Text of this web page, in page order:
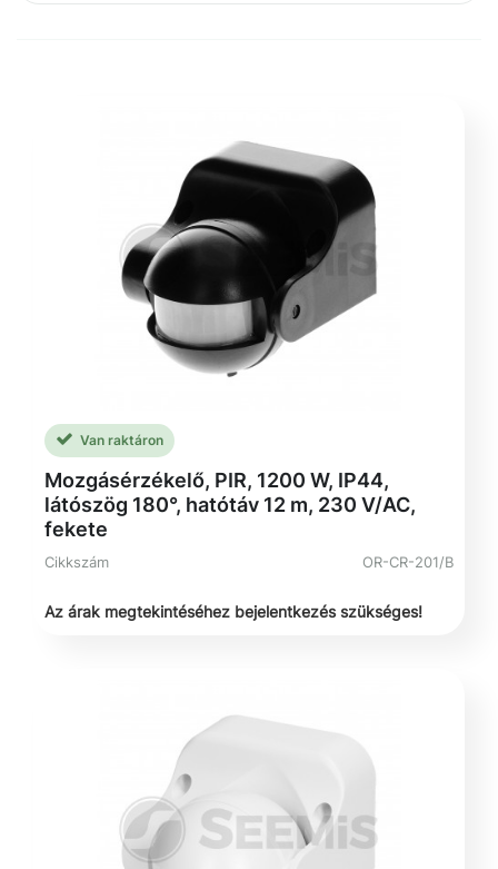
Van raktáron
Mozgásérzékelő, PIR, 1200 W, IP44,
látószög 180°, hatótáv 12 m, 230 V/AC,
fekete
Cikkszám OR-CR-201/B
Az árak megtekintéséhez bejelentkezés szükséges!